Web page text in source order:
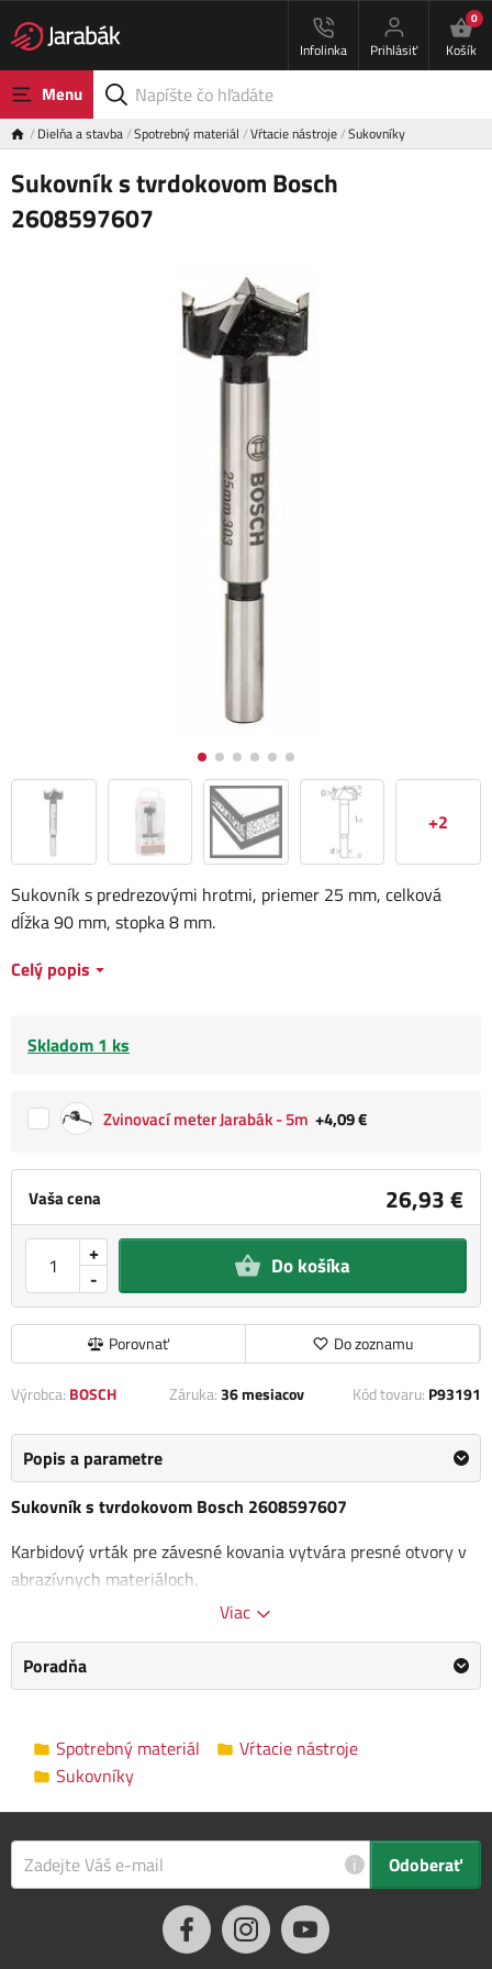
Infolinka Prihlásiť
0
Košík
Menu
Dielňa a stavba Spotrebný materiál Vŕtacie nástroje Sukovníky
Sukovník s tvrdokovom Bosch
2608597607
+2
Vaša cena 26,93 €
-
+ Do košíka
Porovnať Do zoznamu
Sukovník s predrezovými hrotmi, priemer 25 mm, celková
dĺžka 90 mm, stopka 8 mm.
Celý popis
Skladom 1 ks
Zvinovací meter Jarabák - 5m +4,09 €
Výrobca: BOSCH Záruka:36 mesiacov Kód tovaru: P93191
Popis a parametre
Sukovník s tvrdokovom Bosch 2608597607
Karbidový vrták pre závesné kovania vytvára presné otvory v
abrazívnych materiáloch.
materiály:
Mäkké drevo
Dosky s povrchovou vrstvou / sendvičové panely
Polyvinylchlorid (PVC)
Drevotrieska
Polyetylén (rúry, tyče, profily) (PE)
Polyamid (PA)
Polystyrén (PS)
Viac
Poradňa
Spotrebný materiál
Vŕtacie nástroje
Sukovníky
i Odoberať